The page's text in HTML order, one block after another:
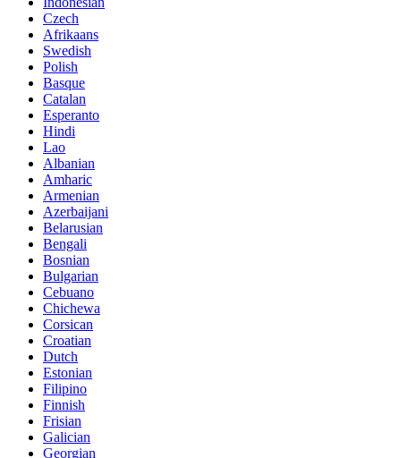
Czech
Afrikaans
Swedish
Polish
Basque
Catalan
Esperanto
Hindi
Lao
Albanian
Amharic
Armenian
Azerbaijani
Belarusian
Bengali
Bosnian
Bulgarian
Cebuano
Chichewa
Corsican
Croatian
Dutch
Estonian
Filipino
Finnish
Frisian
Galician
Georgian